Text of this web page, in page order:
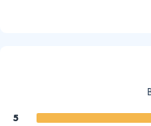
5